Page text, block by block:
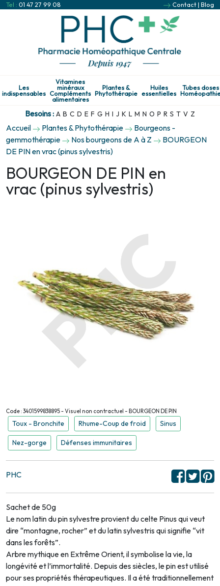
Tel : 01 47 27 99 08 Contact| Blog
Les
indispensables
Vitamines
minéraux
Compléments
alimentaires
Plantes &
Phytothérapie
Huiles
essentielles
Tubes doses
Besoins : A B C D E F G H I J K L M N O P R S T V Z
Accueil Plantes & Phytothérapie
Bourgeons -
gemmothérapie
Nos bourgeons de A à Z
BOURGEON
DE PIN en vrac (pinus sylvestris)
BOURGEON DE PIN en
vrac (pinus sylvestris)
Code : 3401599838895 - Visuel non contractuel - BOURGEON DE PIN
Toux - Bronchite Rhume-Coup de froid Sinus
Nez-gorge Défenses immunitaires
PHC
Sachet de 50g
Le nom latin du pin sylvestre provient du celte Pinus qui veut
dire “montagne, rocher” et du latin sylvestris qui signifie “vit
dans les forêts”.
Arbre mythique en Extrême Orient, il symbolise la vie, la
longévité et l’immortalité. Depuis des siècles, le pin est utilisé
pour ses propriétés thérapeutiques. Il a été traditionnellement